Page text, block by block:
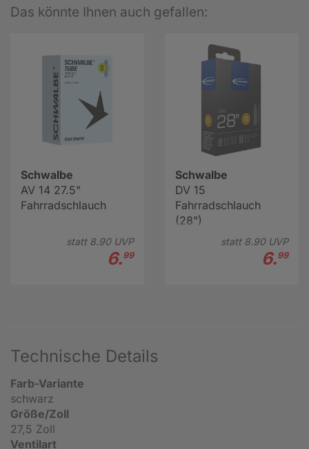
Das könnte Ihnen auch gefallen:
Schwalbe
AV 14 27.5"
Fahrradschlauch
statt 8.90UVP
6.99
Schwalbe
DV 15
Fahrradschlauch
(28")
statt 8.90UVP
6.99
Technische Details
Farb-Variante
schwarz
Größe/Zoll
27,5 Zoll
Ventilart